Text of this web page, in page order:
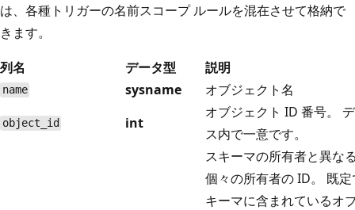
は、各種トリガーの名前スコープ ルールを混在させて格納で
きます。
列名
データ型 説明
name sysname オブジェクト名
object_id int
オブジェクト ID 番号。
ス内で一意です。
スキーマの所有者と異な
個々の所有者の ID。 既
キーマに含まれているオ